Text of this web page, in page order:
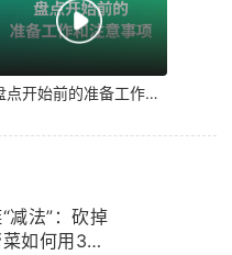
盘点开始前的准备工作和注意事项！
减法”：砍掉
如何用3个